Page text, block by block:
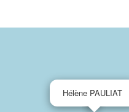
Hélène PAULIAT